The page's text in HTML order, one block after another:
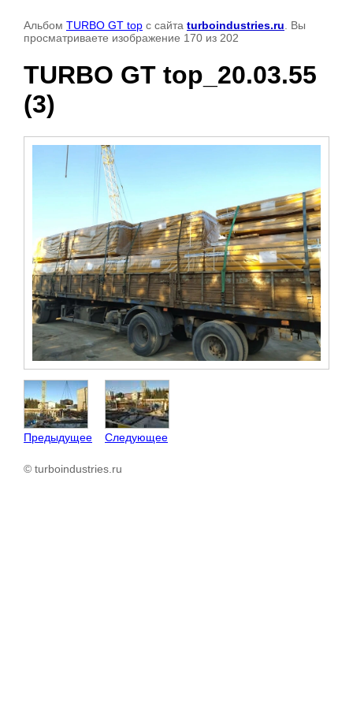
Альбом TURBO GT top с сайта turboindustries.ru . Вы
просматриваете изображение 170 из 202
TURBO GT top_20.03.55
(3)
Предыдущее Следующее
© turboindustries.ru